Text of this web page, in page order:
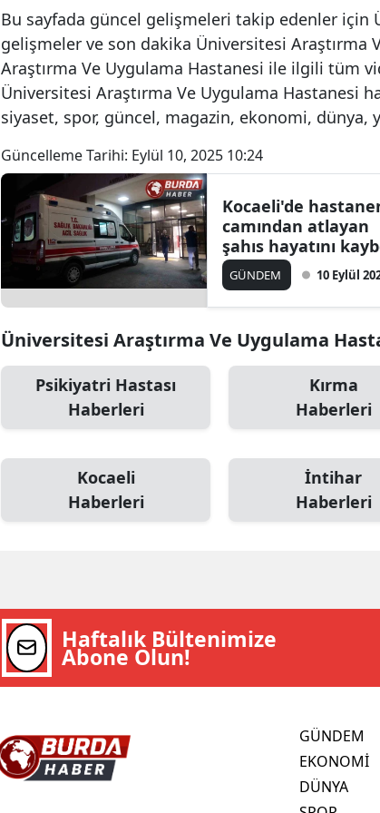
Bu sayfada güncel gelişmeleri takip edenler için
gelişmeler ve son dakika Üniversitesi Araştırma
Araştırma Ve Uygulama Hastanesi ile ilgili tüm
Üniversitesi Araştırma Ve Uygulama Hastanesi
siyaset, spor, güncel, magazin, ekonomi,
Güncelleme Tarihi: Eylül 10, 2025 10:24
Kocaeli'de
camından atlayan
şahıs hayatını
GÜNDEM 10 Eylül
Üniversitesi Araştırma Ve Uygulama
Psikiyatri Hastası
Haberleri
Kırma
Haberleri
Kocaeli
Haberleri
İntihar
Haberleri
Haftalık Bültenimize
Abone Olun!
GÜNDEM
EKONOMİ
DÜNYA